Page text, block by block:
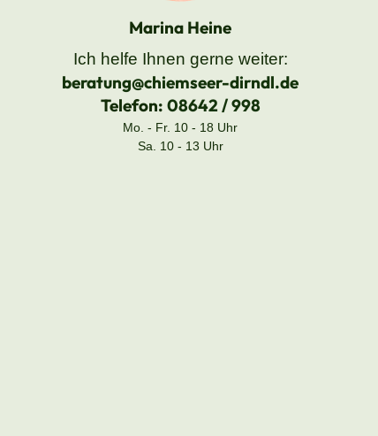
Marina Heine
Ich helfe Ihnen gerne weiter:
beratung@chiemseer-dirndl.de
Telefon: 08642 / 998
Mo. - Fr. 10 - 18 Uhr
Sa. 10 - 13 Uhr